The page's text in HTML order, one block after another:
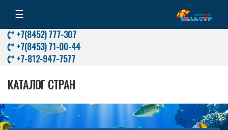
☰
+7(8452) 777-307
+7(8453) 71-00-44
+7-812-947-7577
КАТАЛОГ СТРАН